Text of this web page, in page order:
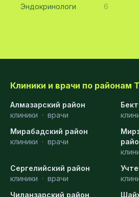
Эндокринологи 6
Клиники и врачи по районам
Алмазарский район
клиники · врачи
Мирабадский район
клиники · врачи
Сергелийский район
клиники · врачи
Чиланзарский район